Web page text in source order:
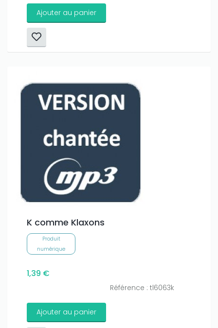
Ajouter au panier
K comme Klaxons
Produit
numérique
1,39 €
Référence : tl6063k
Ajouter au panier